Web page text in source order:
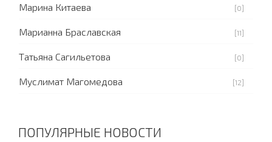
Марина Китаева [0]
Марианна Браславская [11]
Татьяна Сагильетова [0]
Муслимат Магомедова [12]
ПОПУЛЯРНЫЕ НОВОСТИ